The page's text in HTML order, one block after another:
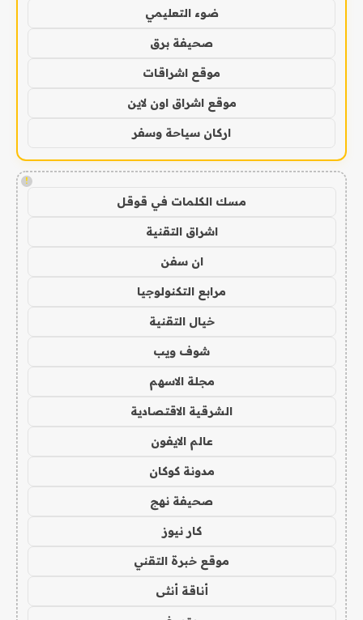
ضوء التعليمي
صحيفة برق
موقع اشراقات
موقع اشراق اون لاين
اركان سياحة وسفر
!
مسك الكلمات في قوقل
اشراق التقنية
ان سفن
مرابع التكنولوجيا
خيال التقنية
شوف ويب
مجلة الاسهم
الشرقية الاقتصادية
عالم الايفون
مدونة كوكان
صحيفة نهج
كار نيوز
موقع خبرة التقني
أناقة أنثى